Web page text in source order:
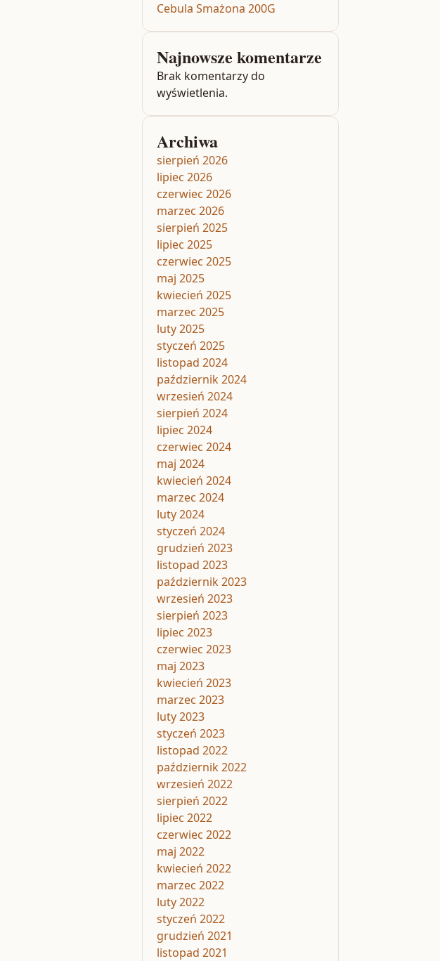
Cebula Smażona 200G
Najnowsze komentarze
Brak komentarzy do
wyświetlenia.
Archiwa
sierpień 2026
lipiec 2026
czerwiec 2026
marzec 2026
sierpień 2025
lipiec 2025
czerwiec 2025
maj 2025
kwiecień 2025
marzec 2025
luty 2025
styczeń 2025
listopad 2024
październik 2024
wrzesień 2024
sierpień 2024
lipiec 2024
czerwiec 2024
maj 2024
kwiecień 2024
marzec 2024
luty 2024
styczeń 2024
grudzień 2023
listopad 2023
październik 2023
wrzesień 2023
sierpień 2023
lipiec 2023
czerwiec 2023
maj 2023
kwiecień 2023
marzec 2023
luty 2023
styczeń 2023
listopad 2022
październik 2022
wrzesień 2022
sierpień 2022
lipiec 2022
czerwiec 2022
maj 2022
kwiecień 2022
marzec 2022
luty 2022
styczeń 2022
grudzień 2021
listopad 2021